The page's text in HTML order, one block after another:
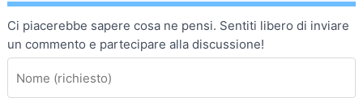
Ci piacerebbe sapere cosa ne pensi. Sentiti libero di inviare
un commento e partecipare alla discussione!